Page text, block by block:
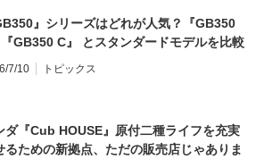
』シリーズはどれが人気？『GB350
GB350 C』 とスタンダードモデルを比較
7/10 トピックス
ダ『Cub HOUSE』原付二種ライフを充実
るための新拠点、ただの販売店じゃありま